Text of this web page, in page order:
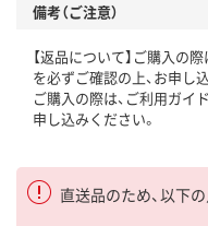
備考（ご注意）
【返品について】ご購入の
を必ずご確認の上、お申し
ご購入の際は、ご利用ガイ
申し込みください。
直送品のため、以下